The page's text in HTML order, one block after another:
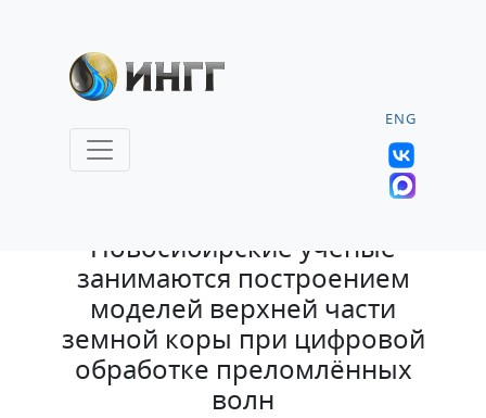
ENG
Новосибирские учёные
занимаются построением
моделей верхней части
земной коры при цифровой
обработке преломлённых
волн